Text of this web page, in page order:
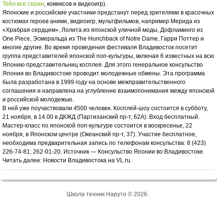
Тейл все серии, комиксов и видеоигр).
Японские и российские участники предстанут перед зрителями в красочных
костюмах героев аниме, видеоигр, мультфильмов, например Мерида из
«Храбрая сердцем», Лолита из японской уличной моды, Дофламинго из
One Piece, Эсмеральда из The Hunchback of Notre Dame, Гарри Поттер и
многие другие. Во время проведения фестиваля Владивосток посетит
группа представителей японской поп-культуры, включая 6 известных на всю
Японию представительниц косплея. Для этого генеральное консульство
Японии во Владивостоке проводит молодежные обмены. Эта программа
была разработана в 1999 году на основе межправительственного
соглашения и направлена на углубление взаимопонимания между японской
и российской молодежью.
В ней уже поучаствовали 4500 человек. Косплей-шоу состоится в субботу,
21 ноября, в 14.00 в ДКЖД (Партизанский пр-т, 62А). Вход бесплатный.
Мастер-класс по японской поп-культуре состоится в воскресенье, 22
ноября, в Японском центре (Океанский пр-т, 37). Участие бесплатное,
необходима предварительная запись по телефонам консульства: 8 (423)
226-74-81; 262-01-20. Источник — Консульство Японии во Владивостоке.
Читать далее: Новости Владивостока на VL.ru.
Школа техник Наруто © 2026.